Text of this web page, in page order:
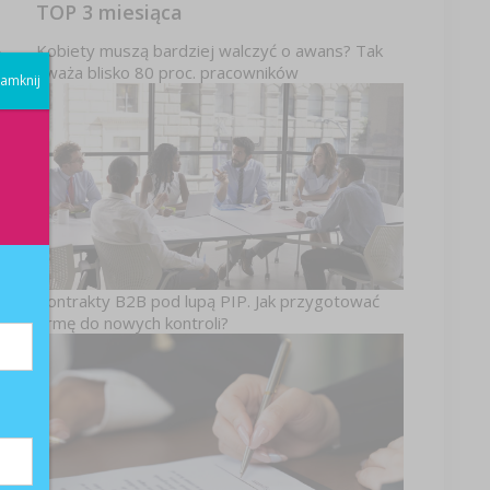
TOP 3 miesiąca
Kobiety muszą bardziej walczyć o awans? Tak
uważa blisko 80 proc. pracowników
Kontrakty B2B pod lupą PIP. Jak przygotować
firmę do nowych kontroli?